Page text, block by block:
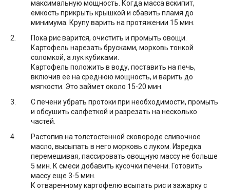
максимальную мощность. Когда масса вскипит,
емкость прикрыть крышкой и сбавить пламя до
минимума. Крупу варить на протяжении 15 мин.
Пока рис варится, очистить и промыть овощи.
Картофель нарезать брусками, морковь тонкой
соломкой, а лук кубиками.
Картофель положить в воду, поставить на печь,
включив ее на среднюю мощность, и варить до
мягкости. Это займет около 15-20 мин.
С печени убрать протоки при необходимости, промыть
и обсушить салфеткой и разрезать на несколько
частей.
Растопив на толстостенной сковороде сливочное
масло, высыпать в него морковь с луком. Изредка
перемешивая, пассировать овощную массу не больше
5 мин. К смеси добавить кусочки печени. Готовить
массу еще 3-5 мин.
К отваренному картофелю всыпать рис и зажарку с